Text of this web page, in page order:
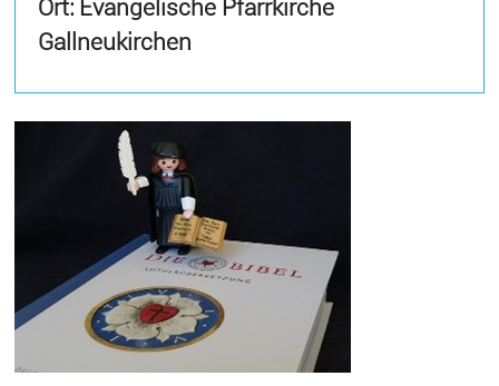
Ort: Evangelische Pfarrkirche
Gallneukirchen